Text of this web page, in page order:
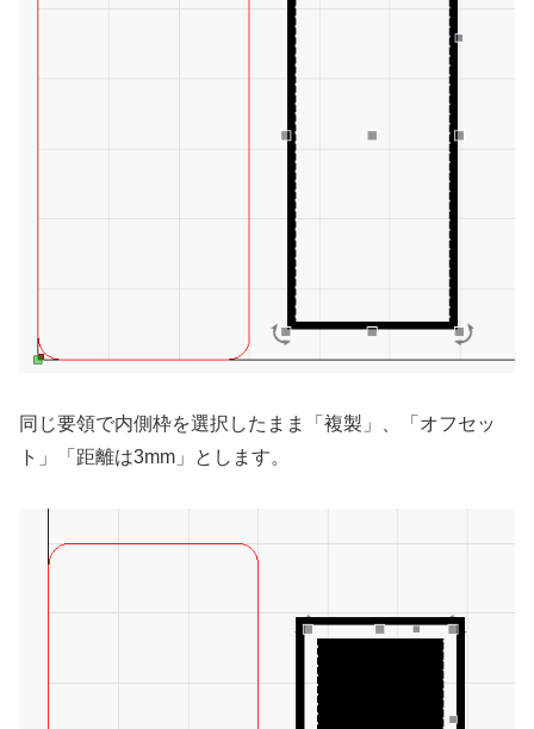
同じ要領で内側枠を選択したまま「複製」、「オフセッ
ト」「距離は3mm」とします。